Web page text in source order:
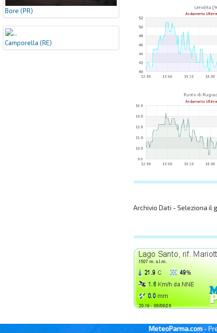
Bore (PR)
Camporella (RE)
Archivio Dati - Seleziona il
MeteoParma.com -